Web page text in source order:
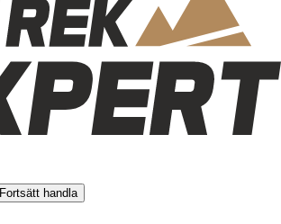
Fortsätt handla